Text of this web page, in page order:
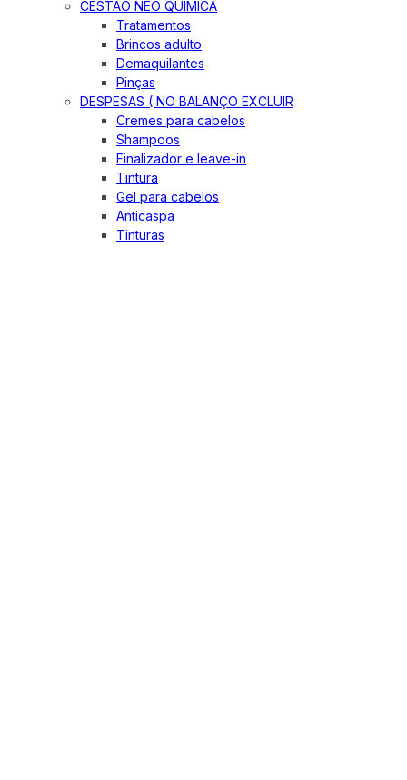
CESTÃO NEO QUIMICA
Tratamentos
Brincos adulto
Demaquilantes
Pinças
DESPESAS ( NO BALANÇO EXCLUIR
Cremes para cabelos
Shampoos
Finalizador e leave-in
Tintura
Gel para cabelos
Anticaspa
Tinturas